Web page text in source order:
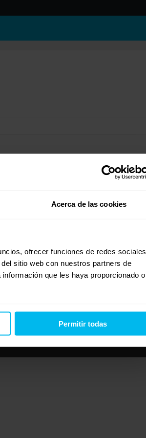
Acerca de las cookies
ofrecer funciones de redes sociales
sitio web con nuestros partners de
que les haya proporcionado o
Permitir todas
en el 902508518.